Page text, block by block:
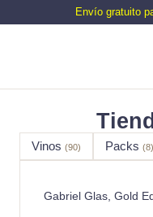
Envío gratuito
Vinos (90) Packs (8)
Gabriel Glas, Gold